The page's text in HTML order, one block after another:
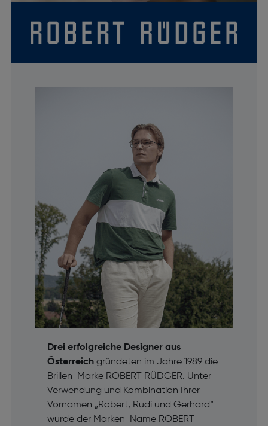
Drei erfolgreiche Designer aus
Österreich gründeten im Jahre 1989 die
Brillen-Marke ROBERT RÜDGER. Unter
Verwendung und Kombination Ihrer
Vornamen „Robert, Rudi und Gerhard“
wurde der Marken-Name ROBERT